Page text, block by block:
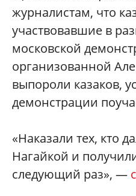
журналистам, что
участвовавшие в
московской
организованной
выпороли казаков,
демонстрации
«Наказали тех, кто
Нагайкой и
следующий раз», —